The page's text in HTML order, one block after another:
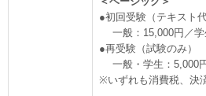
●初回受験（テキスト代
一般：15,000円／学
●再受験（試験のみ）
一般・学生：5,000
※いずれも消費税、決